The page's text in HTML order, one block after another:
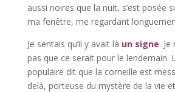
aussi noires que la nuit, s’est posée
ma fenêtre, me regardant
Je sentais qu’il y avait là un signe.
pas que ce serait pour le lendemain.
populaire dit que la corneille est
delà, porteuse du mystère de la vie